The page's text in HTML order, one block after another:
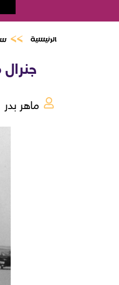
الرئيسية
جنرال موتورز‘
ماهر بدر